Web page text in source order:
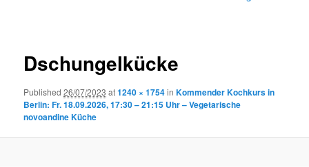
Dschungelkücke
Published26/07/2023 at1240 × 1754inKommender Kochkurs in
Berlin: Fr. 18.09.2026, 17:30 – 21:15 Uhr – Vegetarische
novoandine Küche